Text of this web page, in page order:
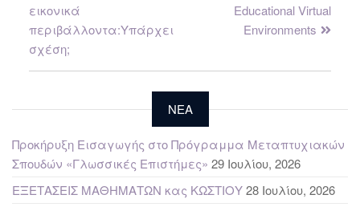
εικονικά
περιβάλλοντα:Υπάρχει
σχέση;
Educational Virtual
Environments
NEA
Προκήρυξη Εισαγωγής στο Πρόγραμμα Μεταπτυχιακών
Σπουδών «Γλωσσικές Επιστήμες» 29 Ιουλίου, 2026
ΕΞΕΤΑΣΕΙΣ ΜΑΘΗΜΑΤΩΝ κας ΚΩΣΤΙΟΥ28 Ιουλίου, 2026